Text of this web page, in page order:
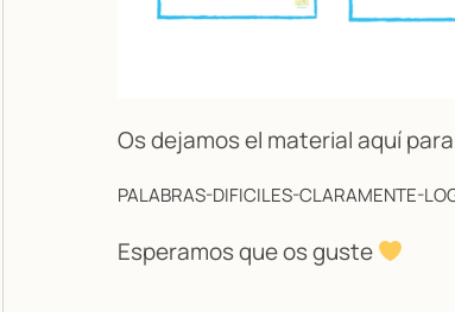
Os dejamos el material aquí
PALABRAS-DIFICILES-CLARAMENTE-
Esperamos que os guste